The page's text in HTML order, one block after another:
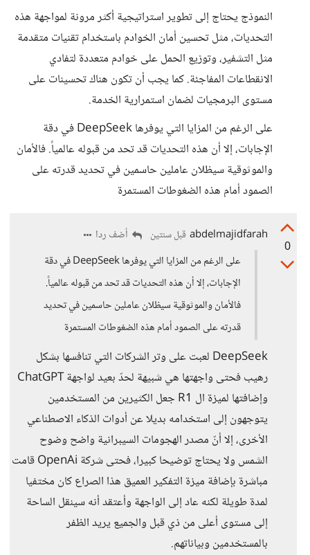
النموذج يحتاج إلى تطوير استراتيجية أكثر مرونة لمواجهة هذه
التحديات، مثل تحسين أمان الخوادم باستخدام تقنيات متقدمة
مثل التشفير، وتوزيع الحمل على خوادم متعددة لتفادي
الانقطاعات المفاجئة. كما يجب أن تكون هناك تحسينات على
مستوى البرمجيات لضمان استمرارية الخدمة.
على الرغم من المزايا التي يوفرها DeepSeek في دقة
الإجابات، إلا أن هذه التحديات قد تحد من قبوله عالمياً. فالأمان
والموثوقية سيظلان عاملين حاسمين في تحديد قدرته على
الصمود أمام هذه الضغوطات المستمرة
0
abdelmajidfarah قبل سنتين
أضف ردا
على الرغم من المزايا التي يوفرها DeepSeek في دقة
الإجابات، إلا أن هذه التحديات قد تحد من قبوله عالمياً.
فالأمان والموثوقية سيظلان عاملين حاسمين في تحديد
قدرته على الصمود أمام هذه الضغوطات المستمرة
DeepSeek لعبت على وتر الشركات التي تنافسها بشكل
رهيب فحتى واجهتها هي شبيهة لحدّ بعيد لواجهة ChatGPT
وإضافتها لميزة ال R1 جعل الكثيرين من المستخدمين
يتوجهون إلى استخدامه بديلا عن أدوات الذكاء الاصطناعي
الأخرى، إلا أنّ مصدر الهجومات السيبرانية واضح وضوح
الشمس ولا يحتاج توضيحا كبيرا، فحتى شركة OpenAi قامت
مباشرة بإضافة ميزة التفكير العميق هذا الصراع كان مختفيا
لمدة طويلة لكنه عاد إلى الواجهة وأعتقد أنه سينقل الساحة
إلى مستوى أعلى من ذي قبل والجميع يريد الظفر
بالمستخدمين وبياناتهم.